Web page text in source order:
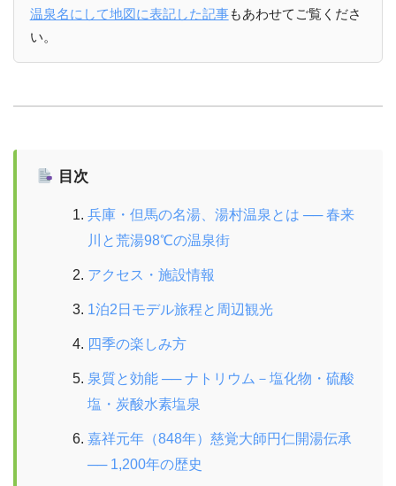
温泉名にして地図に表記した記事もあわせてご覧くださ
い。
目次
兵庫・但馬の名湯、湯村温泉とは ── 春来
川と荒湯98℃の温泉街
アクセス・施設情報
1泊2日モデル旅程と周辺観光
四季の楽しみ方
泉質と効能 ── ナトリウム－塩化物・硫酸
塩・炭酸水素塩泉
嘉祥元年（848年）慈覚大師円仁開湯伝承
── 1,200年の歴史